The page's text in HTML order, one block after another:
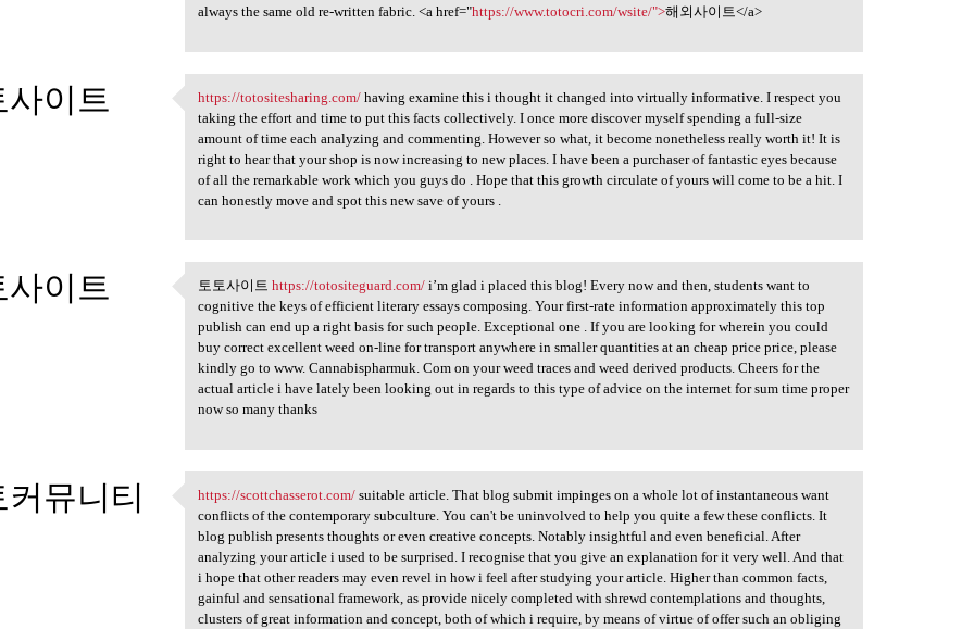
always the same old re-written fabric. <a href="https://www.totocri.com/wsite/">해외사이트</a>
사이트 https://totositesharing.com/
https://totositesharing.com/ having examine this i thought it changed into virtually informative. I respect you
taking the effort and time to put this facts collectively. I once more discover myself spending a full-size
amount of time each analyzing and commenting. However so what, it become nonetheless really worth it! It is
right to hear that your shop is now increasing to new places. I have been a purchaser of fantastic eyes because
of all the remarkable work which you guys do . Hope that this growth circulate of yours will come to be a hit. I
can honestly move and spot this new save of yours .
사이트 토토사이트 https://totositeguard
토토사이트https://totositeguard.com/ i’m glad i placed this blog! Every now and then, students want to
cognitive the keys of efficient literary essays composing. Your first-rate information approximately this top
publish can end up a right basis for such people. Exceptional one . If you are looking for wherein you could
buy correct excellent weed on-line for transport anywhere in smaller quantities at an cheap price price, please
kindly go to www. Cannabispharmuk. Com on your weed traces and weed derived products. Cheers for the
actual article i have lately been looking out in regards to this type of advice on the internet for sum time proper
now so many thanks
커뮤니티 https://scottchasserot.com/
https://scottchasserot.com/ suitable article. That blog submit impinges on a whole lot of instantaneous want
conflicts of the contemporary subculture. You can't be uninvolved to help you quite a few these conflicts. It
blog publish presents thoughts or even creative concepts. Notably insightful and even beneficial. After
analyzing your article i used to be surprised. I recognise that you give an explanation for it very well. And that
i hope that other readers may even revel in how i feel after studying your article. Higher than common facts,
gainful and sensational framework, as provide nicely completed with shrewd contemplations and thoughts,
clusters of great information and concept, both of which i require, by means of virtue of offer such an obliging